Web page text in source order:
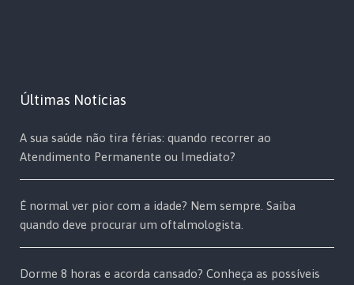
Últimas Notícias
A sua saúde não tira férias: quando recorrer ao
Atendimento Permanente ou Imediato?
É normal ver pior com a idade? Nem sempre. Saiba
quando deve procurar um oftalmologista.
Dorme 8 horas e acorda cansado? Conheça as possíveis